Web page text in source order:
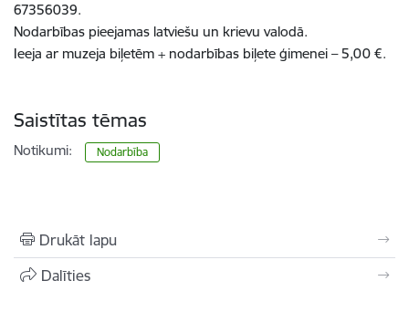
67356039.
Nodarbības pieejamas latviešu un krievu valodā.
Ieeja ar muzeja biļetēm + nodarbības biļete ģimenei – 5,00 €.
Saistītas tēmas
Notikumi: Nodarbība
Drukāt lapu
Dalīties